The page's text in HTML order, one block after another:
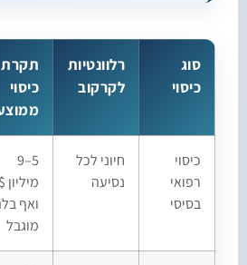
רלוונטיות
לקרקוב
תקרת
ממוצעת
חיוני לכל
מיליון $
ואף בלתי